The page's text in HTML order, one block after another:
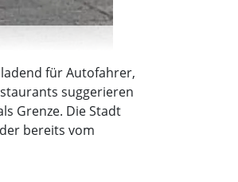
für Autofahrer,
suggerieren
Grenze. Die Stadt
bereits vom